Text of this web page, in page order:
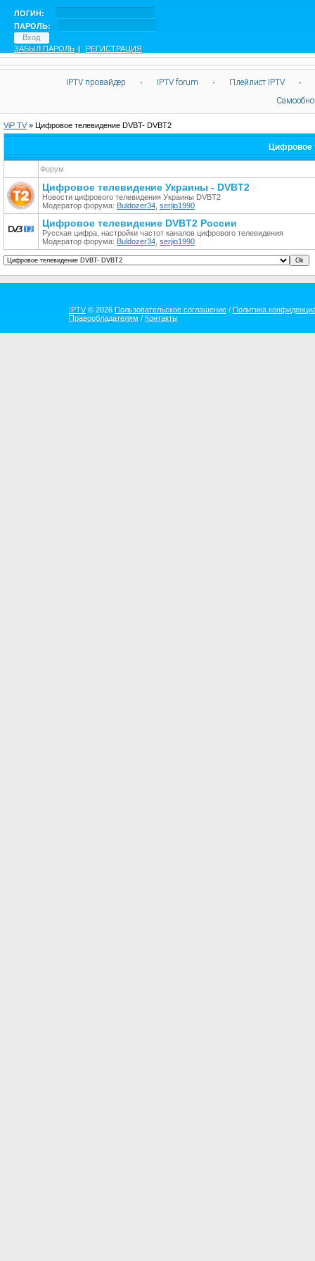
ЛОГИН:
ПАРОЛЬ:
ЗАБЫЛ ПАРОЛЬ | РЕГИСТРАЦИЯ
IPTV провайдер · IPTV forum · Плейлист IPTV
·
ViP TV » Цифровое телевидение DVBT- DVBT2
Цифровое
Форум
Цифровое телевидение Украины - DVBT2
Новости цифрового телевидения Украины DVBT2
Модератор форума: Buldozer34 serjio1990
Цифровое телевидение DVBT2 России
Русская цифра, настройки частот каналов цифрового телевидения
Модератор форума: Buldozer34 serjio1990
IPTV© 2026 Пользовательское соглашение / Политика
Правообладателям / Контакты